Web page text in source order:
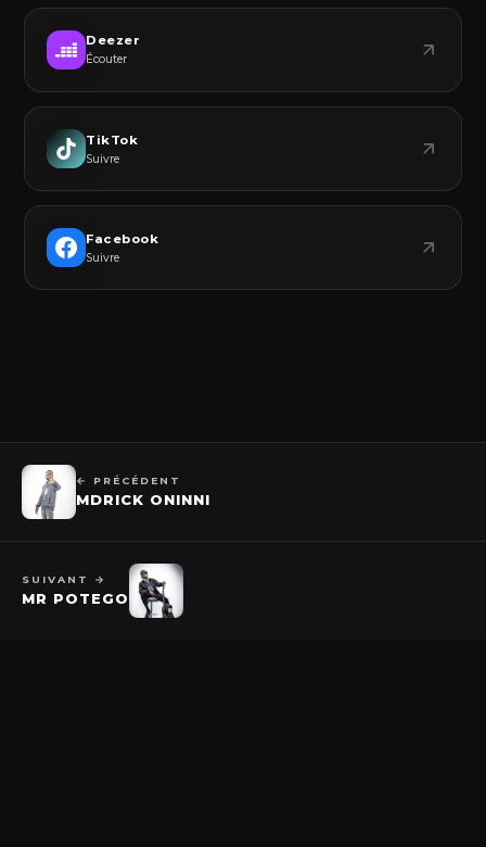
Deezer
Écouter
TikTok
Suivre
Facebook
Suivre
← PRÉCÉDENT
MDRICK ONINNI
SUIVANT →
MR POTEGO